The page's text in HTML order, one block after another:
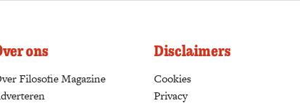
ons
Filosofie Magazine
Disclaimers
Cookies
Privacy